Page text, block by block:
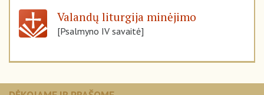
Valandų liturgija minėjimo
[Psalmyno IV savaitė]